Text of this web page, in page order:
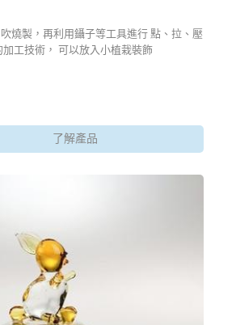
燒製，再利用鑷子等工具進行 點、拉、壓
工技術， 可以放入小植栽裝飾
了解產品